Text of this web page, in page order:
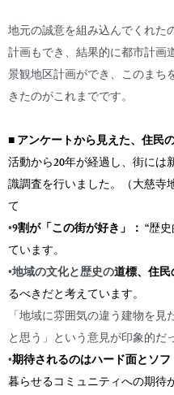
地元の誠意を組み込んでくれた
計画もでき、結果的に都市計画
景観地区計画ができ、このまち
きたのがこれまでです。
■ アンケートから見えた、住民
活動から20年が経過し、街に
識調査を行いました。（大慈寺
て
•9割が「この街が好き」： “歴
ています。
•地域の文化と歴史の道標、住
るべきだと考えています。
「地域に雰囲気の違う建物を
と思う」という意見が印象的だ
•期待されるのはハード面とソ
暮らせるコミュニティへの期待